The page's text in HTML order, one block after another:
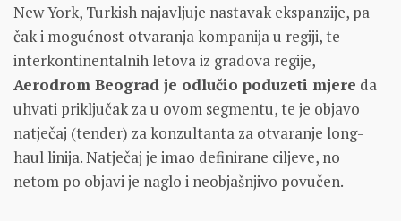
New York, Turkish najavljuje nastavak ekspanzije, pa
čak i mogućnost otvaranja kompanija u regiji, te
interkontinentalnih letova iz gradova regije,
Aerodrom Beograd je odlučio poduzeti mjere da
uhvati priključak za u ovom segmentu, te je objavo
natječaj (tender) za konzultanta za otvaranje long-
haul linija. Natječaj je imao definirane ciljeve, no
netom po objavi je naglo i neobjašnjivo povučen.